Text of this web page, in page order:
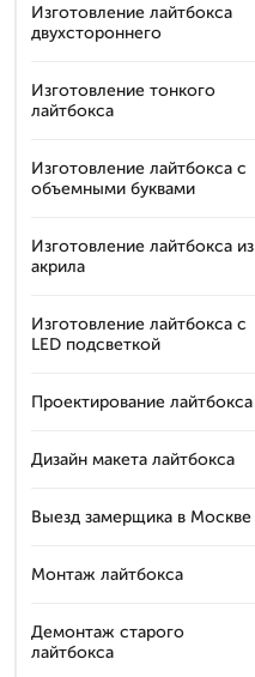
Изготовление лайтбокса
двухстороннего
Изготовление тонкого
лайтбокса
Изготовление лайтбокса с
объемными буквами
Изготовление лайтбокса из
акрила
Изготовление лайтбокса с
LED подсветкой
Проектирование лайтбокса
Дизайн макета лайтбокса
Выезд замерщика в Москве
Монтаж лайтбокса
Демонтаж старого
лайтбокса